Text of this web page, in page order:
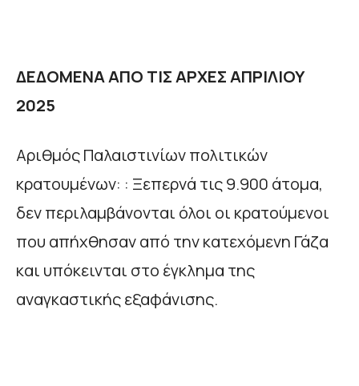
ΔΕΔΟΜΕΝΑ ΑΠΟ ΤΙΣ ΑΡΧΕΣ ΑΠΡΙΛΙΟΥ
2025
Αριθμός Παλαιστινίων πολιτικών
κρατουμένων: : Ξεπερνά τις 9.900 άτομα,
δεν περιλαμβάνονται όλοι οι κρατούμενοι
που απήχθησαν από την κατεχόμενη Γάζα
και υπόκεινται στο έγκλημα της
αναγκαστικής εξαφάνισης.